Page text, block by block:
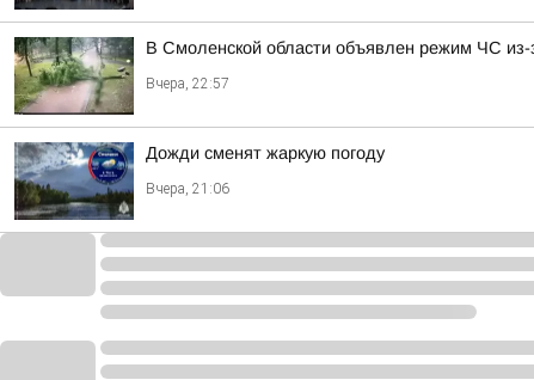
В Смоленской области объявлен режим ЧС
Вчера, 22:57
Дожди сменят жаркую погоду
Вчера, 21:06